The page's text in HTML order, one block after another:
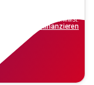
inkl.MwSt.
finanzieren